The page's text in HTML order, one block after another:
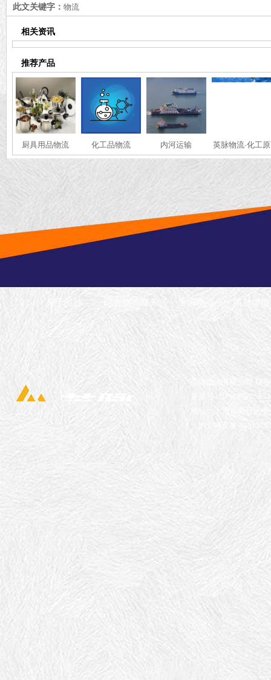
此文关键字： 物流
相关资讯
推荐产品
厨具用品物流 化工品物流 内河运输
英脉物流·化工原
料·全国冷链运输
关于英脉 综合物流服务 英脉增
备案号：沪ICP备
沪公网安备